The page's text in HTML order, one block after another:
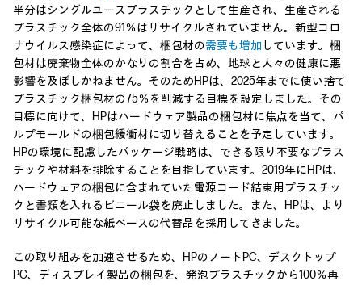
半分はシングルユースプラスチックとして生産され、生産される
プラスチック全体の91％はリサイクルされていません。新型コロ
ナウイルス感染症によって、梱包材の需要も増加 しています。梱
包材は廃棄物全体のかなりの割合を占め、地球と人々の健康に悪
影響を及ぼしかねません。そのためHPは、2025年までに使い捨て
プラスチック梱包材の75％を削減する目標を設定しました。その
目標に向けて、HPはハードウェア製品の梱包材に焦点を当て、パ
ルプモールドの梱包緩衝材に切り替えることを予定しています。
HPの環境に配慮したパッケージ戦略は、できる限り不要なプラス
チックや材料を排除することを目指しています。2019年にHPは、
ハードウェアの梱包に含まれていた電源コード結束用プラスチッ
クと書類を入れるビニール袋を廃止しました。また、HPは、より
リサイクル可能な紙ベースの代替品を採用してきました。
この取り組みを加速させるため、HPのノートPC、デスクトップ
PC、ディスプレイ製品の梱包を、発泡プラスチックから100％再